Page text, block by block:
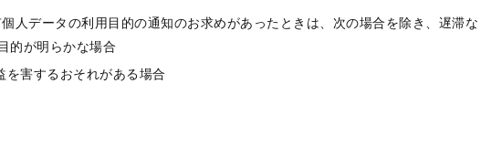
データの利用目的の通知のお求めがあったときは、次の場合を除き、遅滞な
的が明らかな場合
害するおそれがある場合